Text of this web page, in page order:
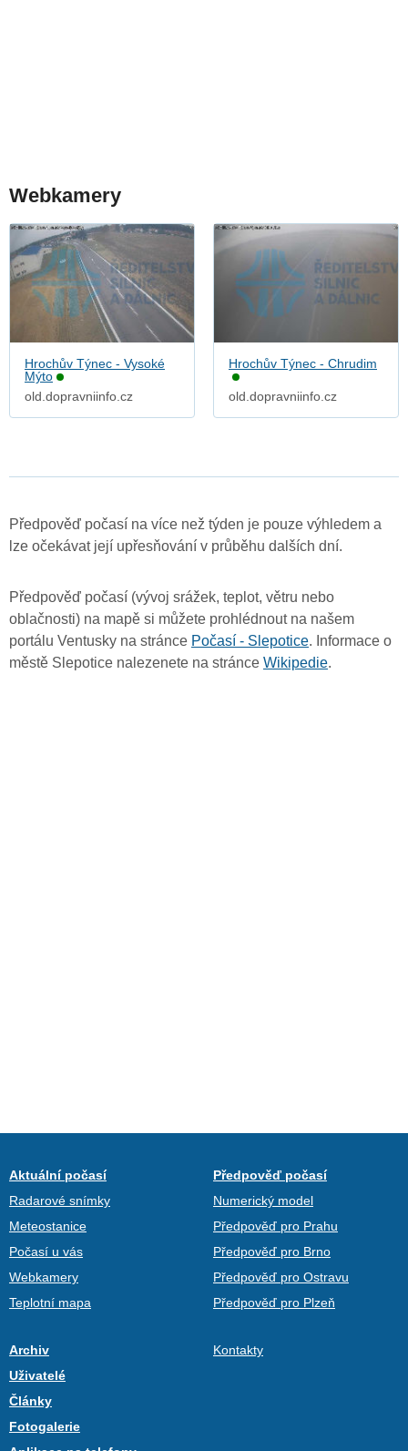
Webkamery
Hrochův Týnec - Vysoké
Mýto
old.dopravniinfo.cz
Hrochův Týnec - Chrudim
old.dopravniinfo.cz
Předpověď počasí na více než týden je pouze výhledem a
lze očekávat její upřesňování v průběhu dalších dní.
Předpověď počasí (vývoj srážek, teplot, větru nebo
oblačnosti) na mapě si můžete prohlédnout na našem
portálu Ventusky na stránce Počasí - Slepotice. Informace o
městě Slepotice nalezenete na stránce Wikipedie.
Aktuální počasí
Radarové snímky
Meteostanice
Počasí u vás
Webkamery
Teplotní mapa
Předpověď počasí
Numerický model
Předpověď pro Prahu
Předpověď pro Brno
Předpověď pro Ostravu
Předpověď pro Plzeň
Archiv
Uživatelé
Články
Fotogalerie
Kontakty